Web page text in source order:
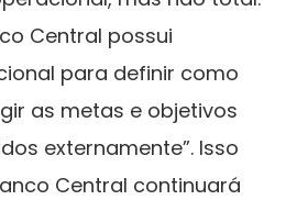
Central possui
para definir como
as metas e objetivos
externamente”. Isso
Central continuará